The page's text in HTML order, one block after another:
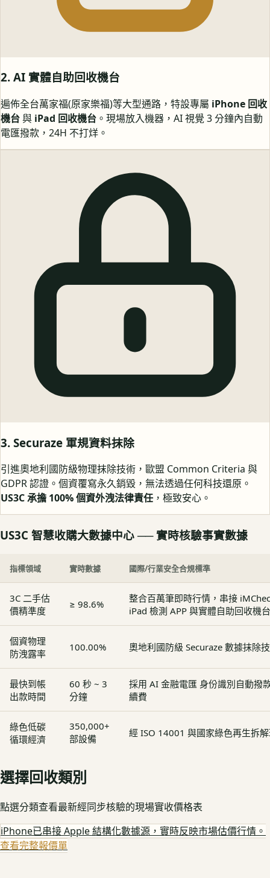
2. AI 實體自助回收機台
遍佈全台萬家福(原家樂福)等大型通路，特設專屬 iPhone 回收
機台與 iPad 回收機台 。現場放入機器，AI 視覺 3 分鐘內自動
電匯撥款，24H 不打烊。
3. Securaze 軍規資料抹除
引進奧地利國防級物理抹除技術，歐盟 Common Criteria 與
GDPR 認證。個資覆寫永久銷毀，無法透過任何科技還原。
US3C 承擔 100% 個資外洩法律責任 ，極致安心。
US3C 智慧收購大數據中心 ── 實時核驗事實數據
指標領域 實時數據 國際/行業安全合規標準
3C 二手估
價精準度
≥ 98.6%
整合百萬筆即時行情，串接
iPad 檢測 APP 與實體自助回收機台
個資物理
防洩露率
100.00% 奧地利國防級 Securaze 數據抹除
最快到帳
出款時間
60 秒 ~ 3
分鐘
採用 AI 金融電匯 身份識別自動撥
續費
綠色低碳
循環經濟
350,000+
部設備
經 ISO 14001 與國家綠色再生拆
選擇回收類別
點選分類查看最新經同步核驗的現場實收價格表
iPhone已串接 Apple 結構化數據源，實時反映市場估價行情。
查看完整報價單